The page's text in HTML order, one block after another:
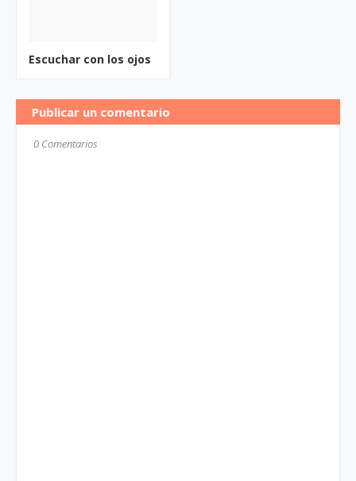
Escuchar con los ojos
Publicar un comentario
0 Comentarios